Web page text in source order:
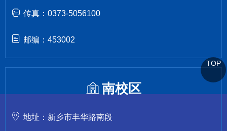
传真：0373-5056100
邮编：453002
南校区
地址：新乡市丰华路南段
TOP